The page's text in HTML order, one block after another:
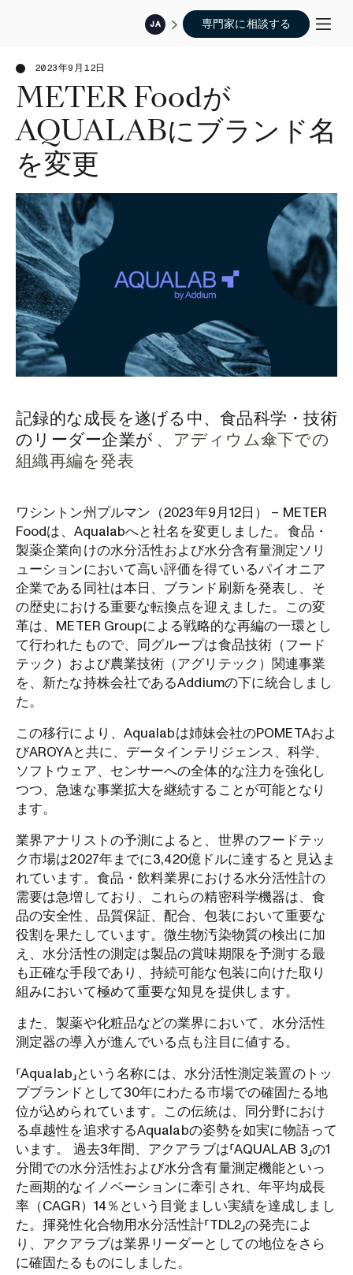
JA 専門家に相談する
2023年9月12日
METER Foodが
AQUALABにブランド名
を変更
記録的な成長を遂げる中、食品科学・技術
のリーダー企業が 、アディウム傘下での
組織再編を発表
ワシントン州プルマン（2023年9月12日） – METER
Foodは、Aqualabへと社名を変更しました。食品・
製薬企業向けの水分活性および水分含有量測定ソリ
ューションにおいて高い評価を得ているパイオニア
企業である同社は本日、ブランド刷新を発表し、そ
の歴史における重要な転換点を迎えました。この変
革は、METER Groupによる戦略的な再編の一環とし
て行われたもので、同グループは食品技術（フード
テック）および農業技術（アグリテック）関連事業
を、新たな持株会社であるAddiumの下に統合しまし
た。
この移行により、Aqualabは姉妹会社のPOMETAおよ
びAROYAと共に、データインテリジェンス、科学、
ソフトウェア、センサーへの全体的な注力を強化し
つつ、急速な事業拡大を継続することが可能となり
ます。
業界アナリストの予測によると、世界のフードテッ
ク市場は2027年までに3,420億ドルに達すると見込ま
れています。食品・飲料業界における水分活性計の
需要は急増しており、これらの精密科学機器は、食
品の安全性、品質保証、配合、包装において重要な
役割を果たしています。微生物汚染物質の検出に加
え、水分活性の測定は製品の賞味期限を予測する最
も正確な手段であり、持続可能な包装に向けた取り
組みにおいて極めて重要な知見を提供します。
また、製薬や化粧品などの業界において、水分活性
測定器の導入が進んでいる点も注目に値する。
「Aqualab」という名称には、水分活性測定装置のトッ
プブランドとして30年にわたる市場での確固たる地
位が込められています。この伝統は、同分野におけ
る卓越性を追求するAqualabの姿勢を如実に物語って
います。 過去3年間、アクアラブは「AQUALAB 3」の1
分間での水分活性および水分含有量測定機能といっ
た画期的なイノベーションに牽引され、年平均成長
率（CAGR）14％という目覚ましい実績を達成しまし
た。揮発性化合物用水分活性計「TDL2」の発売によ
り、アクアラブは業界リーダーとしての地位をさら
に確固たるものにしました。